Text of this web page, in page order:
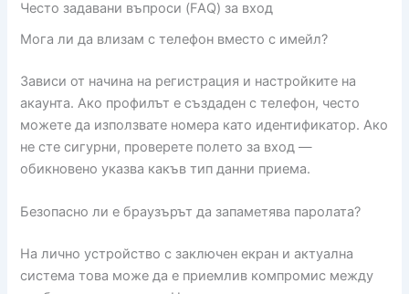
Често задавани въпроси (FAQ) за вход
Мога ли да влизам с телефон вместо с имейл?
Зависи от начина на регистрация и настройките на
акаунта. Ако профилът е създаден с телефон, често
можете да използвате номера като идентификатор. Ако
не сте сигурни, проверете полето за вход —
обикновено указва какъв тип данни приема.
Безопасно ли е браузърът да запаметява паролата?
На лично устройство с заключен екран и актуална
система това може да е приемлив компромис между